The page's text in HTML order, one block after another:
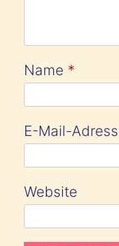
Name *
E-Mail-
Website